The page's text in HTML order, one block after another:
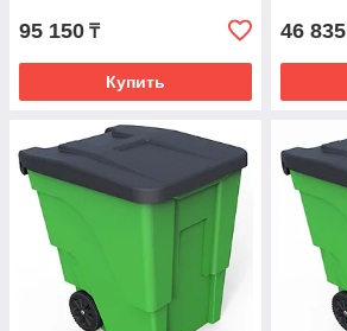
95 150 ₸
Купить
46 835